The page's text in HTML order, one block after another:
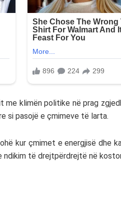
me klimën politike në prag
si pasojë e çmimeve të larta.
kur çmimet e energjisë dhe
të drejtpërdrejtë në